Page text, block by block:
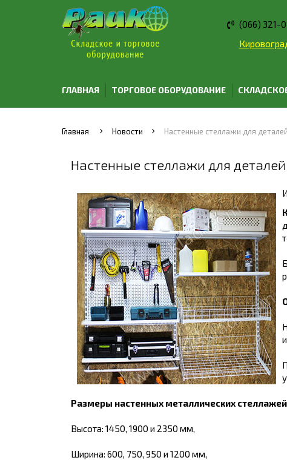
(066) 321-
ГЛАВНАЯ ТОРГОВОЕ ОБОРУДОВАНИЕ
Главная Новости Настенные стеллажи для
Настенные стеллажи для
Размеры настенных металлических
Высота: 1450, 1900 и 2350 мм,
Ширина: 600, 750, 950 и 1200 мм,